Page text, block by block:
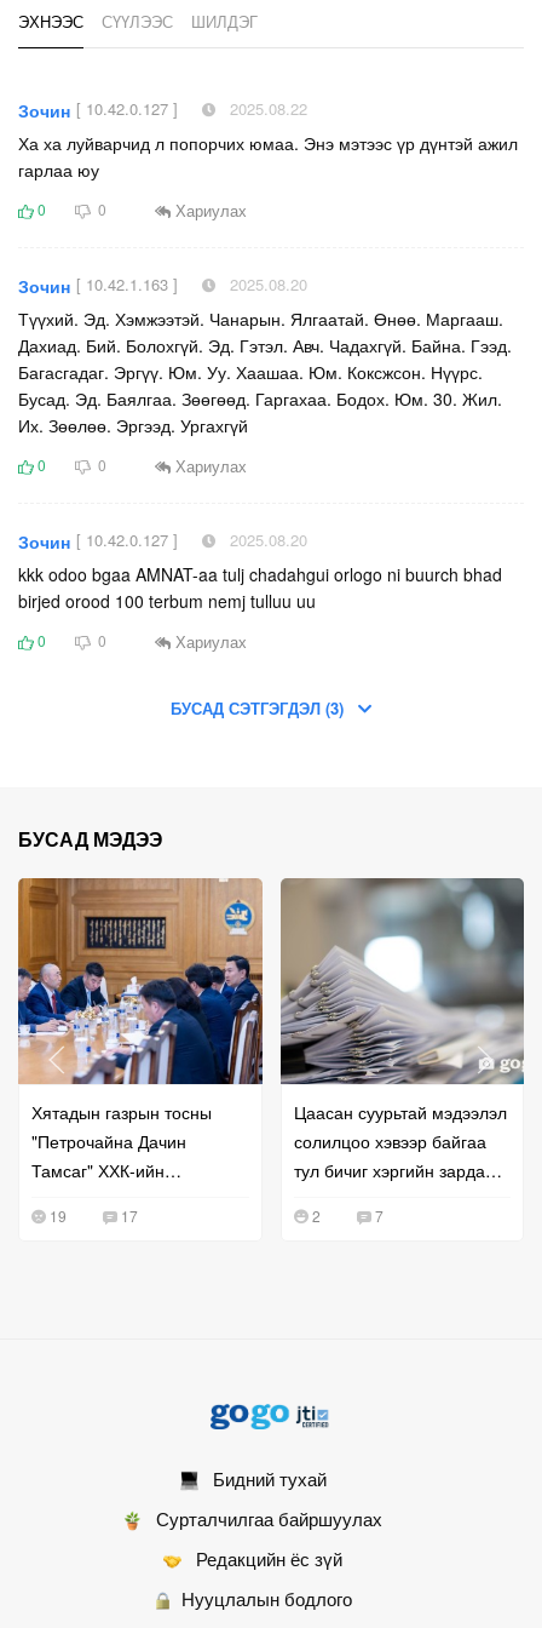
ЭХНЭЭС СҮҮЛЭЭС ШИЛДЭГ
Зочин [ 10.42.0.127 ] 2025.08.22
Ха ха луйварчид л попорчих юмаа. Энэ мэтээс үр дүнтэй ажил
гарлаа юу
0 0 Хариулах
Зочин [ 10.42.1.163 ] 2025.08.20
Түүхий. Эд. Хэмжээтэй. Чанарын. Ялгаатай. Өнөө. Маргааш.
Дахиад. Бий. Болохгүй. Эд. Гэтэл. Авч. Чадахгүй. Байна. Гээд.
Багасгадаг. Эргүү. Юм. Уу. Хаашаа. Юм. Коксжсон. Нүүрс.
Бусад. Эд. Баялгаа. Зөөгөөд. Гаргахаа. Бодох. Юм. 30. Жил.
Их. Зөөлөө. Эргээд. Ургахгүй
0 0 Хариулах
Зочин [ 10.42.0.127 ] 2025.08.20
kkk odoo bgaa AMNAT-aa tulj chadahgui orlogo ni buurch bhad
birjed orood 100 terbum nemj tulluu uu
0 0 Хариулах
БУСАД СЭТГЭГДЭЛ (3)
БУСАД МЭДЭЭ
Хятадын газрын тосны
"Петрочайна Дачин
Тамсаг" ХХК-ийн
19 17
Цаасан суурьтай мэдээлэл
солилцоо хэвээр байгаа
тул бичиг хэргийн зардал
2 7
Бидний тухай
Сурталчилгаа байршуулах
Редакцийн ёс зүй
Нууцлалын бодлого